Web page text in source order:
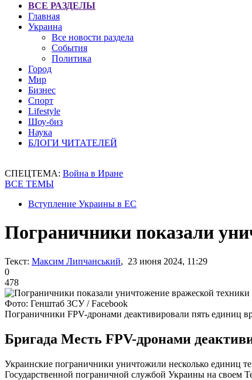
ВСЕ РАЗДЕЛЫ
Главная
Украина
Все новости раздела
События
Политика
Город
Мир
Бизнес
Спорт
Lifestyle
Шоу-биз
Наука
БЛОГИ ЧИТАТЕЛЕЙ
СПЕЦТЕМА: Война в Иране
ВСЕ ТЕМЫ
Вступление Украины в ЕС
Пограничники показали
Текст: Максим Липчанський, 23 июня 2024, 11:29
0
478
Фото: Генштаб ЗСУ / Facebook
Пограничники FPV-дронами деактивировали пять единиц
Бригада Месть FPV-дронами
Украинские пограничники уничтожили несколько единиц
Государственной пограничной службой Украины на своем